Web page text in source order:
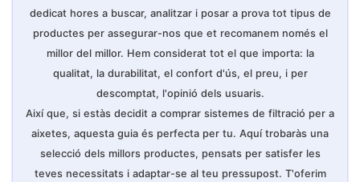
CARCASSA TRANSPARENT PER A UNA
OBSERVACIÓ CONVENIENT: Carcassa
transparent li dona a aquest sistema de
filtració d'aixeta d'aigua una aparença elegant
que es pot combinar amb qualsevol
decoració, A més, a través del filtre d'aixeta
el cos transparent, Pot observar fàcilment
l'ús del cartutx del filtre sense desmuntar-lo,
i pot netejar el cartutx a temps per a garantir
la seguretat de la seva aigua,
XNTONG, UNA EMPRESA EN LA QUAL POT
CONFIAR: Som una empresa amb anys
d'experiència professional en el disseny,
dedicat hores a buscar, analitzar i posar a prova tot tipus de
productes per assegurar-nos que et recomanem només el
millor del millor. Hem considerat tot el que importa: la
qualitat, la durabilitat, el confort d'ús, el preu, i per
descomptat, l'opinió dels usuaris.
Així que, si estàs decidit a comprar sistemes de filtració per a
aixetes, aquesta guia és perfecta per tu. Aquí trobaràs una
selecció dels millors productes, pensats per satisfer les
teves necessitats i adaptar-se al teu pressupost. T'oferim